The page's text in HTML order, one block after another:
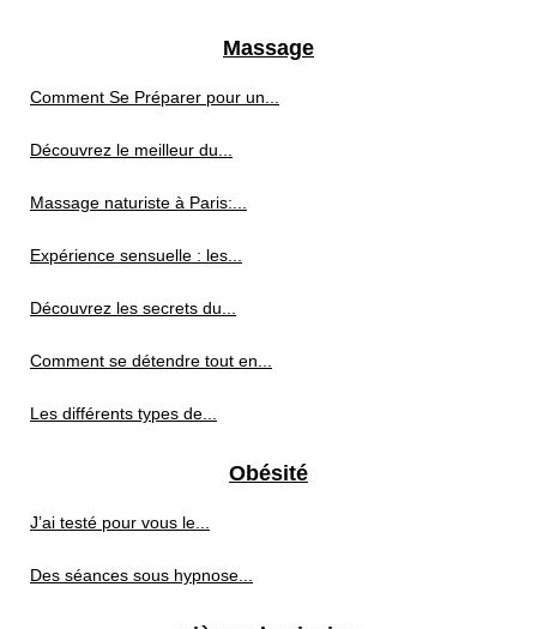
Massage
Comment Se Préparer pour un...
Découvrez le meilleur du...
Massage naturiste à Paris:...
Expérience sensuelle : les...
Découvrez les secrets du...
Comment se détendre tout en...
Les différents types de...
Obésité
J’ai testé pour vous le...
Des séances sous hypnose...